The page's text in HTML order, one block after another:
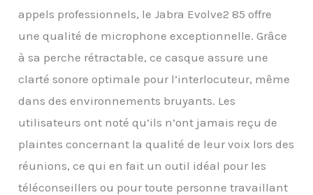
appels professionnels, le Jabra Evolve2 85 offre
une qualité de microphone exceptionnelle. Grâce
à sa perche rétractable, ce casque assure une
clarté sonore optimale pour l’interlocuteur, même
dans des environnements bruyants. Les
utilisateurs ont noté qu’ils n’ont jamais reçu de
plaintes concernant la qualité de leur voix lors des
réunions, ce qui en fait un outil idéal pour les
téléconseillers ou pour toute personne travaillant